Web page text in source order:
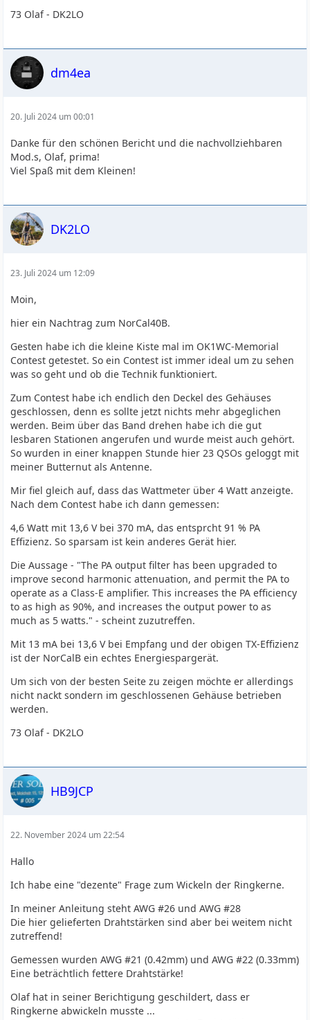
73 Olaf - DK2LO
dm4ea
20. Juli 2024 um 00:01
Danke für den schönen Bericht und die nachvollziehbaren
Mod.s, Olaf, prima!
Viel Spaß mit dem Kleinen!
DK2LO
23. Juli 2024 um 12:09
Moin,
hier ein Nachtrag zum NorCal40B.
Gesten habe ich die kleine Kiste mal im OK1WC-Memorial
Contest getestet. So ein Contest ist immer ideal um zu sehen
was so geht und ob die Technik funktioniert.
Zum Contest habe ich endlich den Deckel des Gehäuses
geschlossen, denn es sollte jetzt nichts mehr abgeglichen
werden. Beim über das Band drehen habe ich die gut
lesbaren Stationen angerufen und wurde meist auch gehört.
So wurden in einer knappen Stunde hier 23 QSOs geloggt mit
meiner Butternut als Antenne.
Mir fiel gleich auf, dass das Wattmeter über 4 Watt anzeigte.
Nach dem Contest habe ich dann gemessen:
4,6 Watt mit 13,6 V bei 370 mA, das entsprcht 91 % PA
Effizienz. So sparsam ist kein anderes Gerät hier.
Die Aussage - "The PA output filter has been upgraded to
improve second harmonic attenuation, and permit the PA to
operate as a Class-E amplifier. This increases the PA efficiency
to as high as 90%, and increases the output power to as
much as 5 watts." - scheint zuzutreffen.
Mit 13 mA bei 13,6 V bei Empfang und der obigen TX-Effizienz
ist der NorCalB ein echtes Energiespargerät.
Um sich von der besten Seite zu zeigen möchte er allerdings
nicht nackt sondern im geschlossenen Gehäuse betrieben
werden.
73 Olaf - DK2LO
HB9JCP
22. November 2024 um 22:54
Hallo
Ich habe eine "dezente" Frage zum Wickeln der Ringkerne.
In meiner Anleitung steht AWG #26 und AWG #28
Die hier gelieferten Drahtstärken sind aber bei weitem nicht
zutreffend!
Gemessen wurden AWG #21 (0.42mm) und AWG #22 (0.33mm)
Eine beträchtlich fettere Drahtstärke!
Olaf hat in seiner Berichtigung geschildert, dass er
Ringkerne abwickeln musste ...